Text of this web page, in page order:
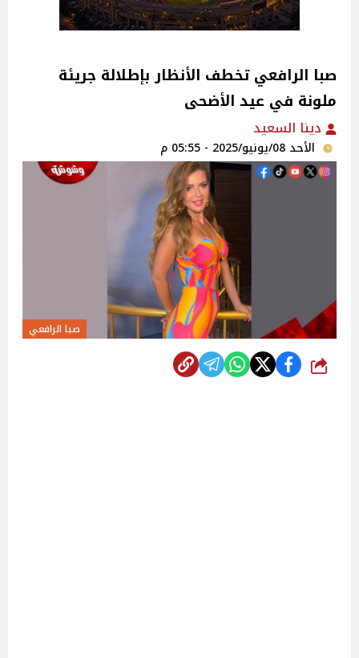
صبا الرافعي تخطف الأنظار بإطلالة جريئة
ملونة في عيد الأضحى
دينا السعيد
الأحد 08/يونيو/2025 - 05:55 م
صبا الرافعي
شارك